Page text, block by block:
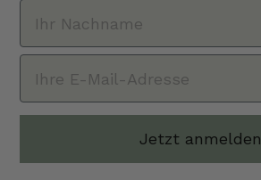
Jetzt anmelden